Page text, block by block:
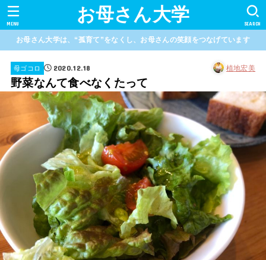
お母さん大学 SEARCH
MENU
お母さん大学は、“孤育て”をなくし、お母さんの笑顔をつなげています
母ゴコロ 2020.12.18 植地宏美
野菜なんて食べなくたって